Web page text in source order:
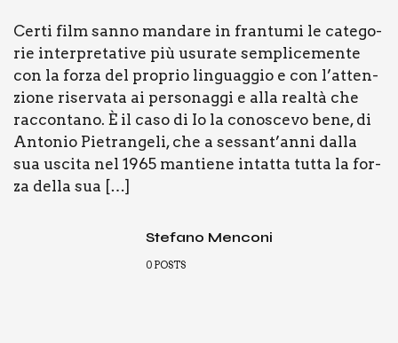
Cer­ti film san­no man­da­re in fran­tu­mi le cate­go­
rie inter­pre­ta­ti­ve più usu­ra­te sem­pli­ce­men­te
con la for­za del pro­prio lin­guag­gio e con l’at­ten­
zio­ne riser­va­ta ai per­so­nag­gi e alla real­tà che
rac­con­ta­no. È il caso di Io la cono­sce­vo bene, di
Anto­nio Pie­tran­ge­li, che a sessant’anni dal­la
sua usci­ta nel 1965 man­tie­ne intat­ta tut­ta la for­
za del­la sua […]
Stefano Menconi
0 POSTS